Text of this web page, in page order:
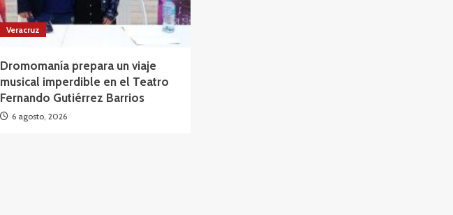
Veracruz
Dromomanía prepara un viaje
musical imperdible en el Teatro
Fernando Gutiérrez Barrios
6 agosto, 2026